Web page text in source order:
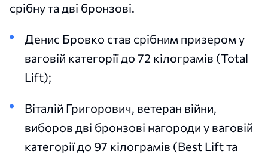
срібну та дві бронзові.
Денис Бровко став срібним призером у
ваговій категорії до 72 кілограмів (Total
Lift);
Віталій Григорович, ветеран війни,
виборов дві бронзові нагороди у ваговій
категорії до 97 кілограмів (Best Lift та